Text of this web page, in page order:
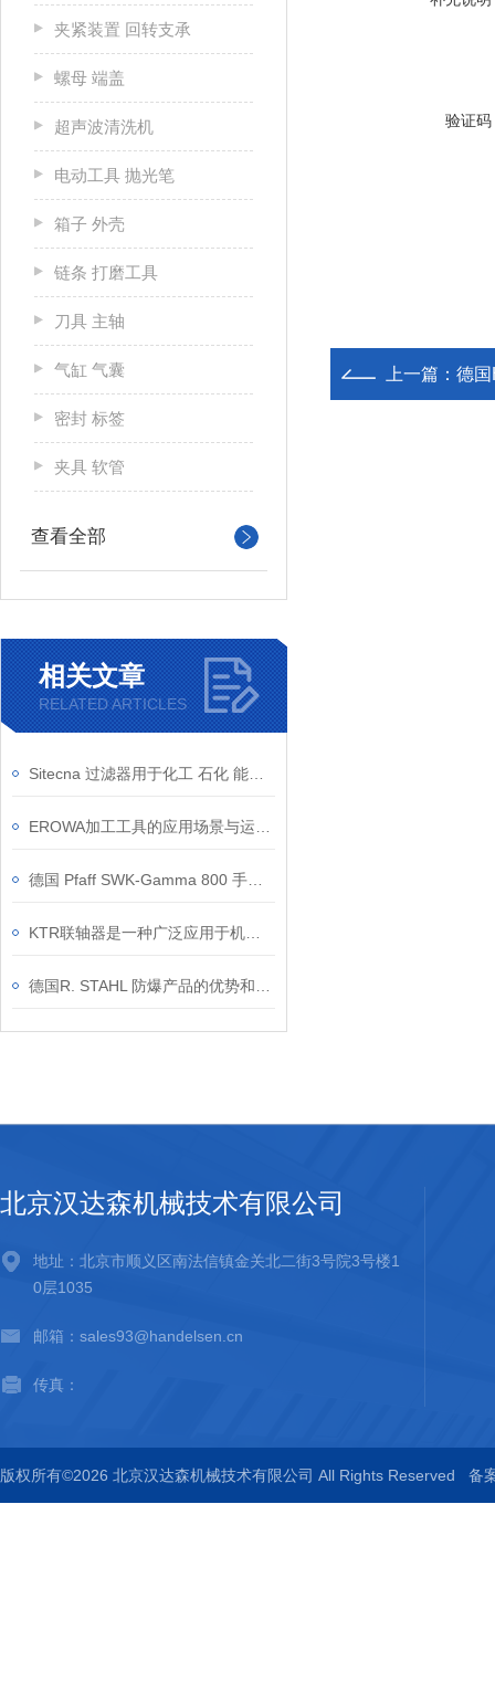
夹紧装置 回转支承
螺母 端盖
超声波清洗机
电动工具 抛光笔
箱子 外壳
链条 打磨工具
刀具 主轴
气缸 气囊
密封 标签
夹具 软管
查看全部
相关文章
RELATED ARTICLES
验证码
上一篇： 德
北京汉达森机械技术有限公司
地址：北京市顺义区南法信镇金关北二街3号院3号楼1
0层1035
邮箱：sales93@handelsen.cn
传真：
版权所有©2026 北京汉达森机械技术有限公司 All Rights Reserved 备